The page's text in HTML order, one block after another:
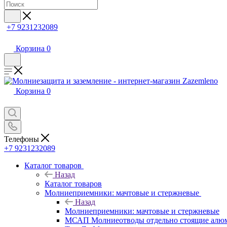
+7 9231232089
Корзина 0
Корзина 0
Телефоны
+7 9231232089
Каталог товаров
Назад
Каталог товаров
Молниеприемники: мачтовые и стержневые
Назад
Молниеприемники: мачтовые и стержневые
МСАП Молниеотводы отдельно стоящие